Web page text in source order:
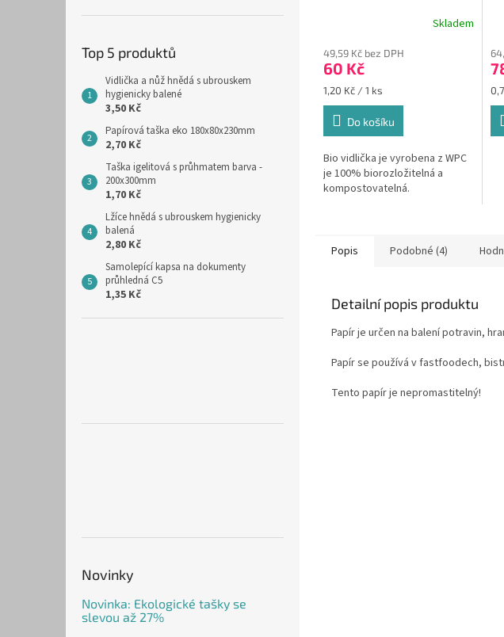
Top 5 produktů
Vidlička a nůž hnědá s ubrouskem
hygienicky balené
3,50 Kč
Papírová taška eko 180x80x230mm
2,70 Kč
Taška igelitová s průhmatem barva -
200x300mm
1,70 Kč
Lžíce hnědá s ubrouskem hygienicky
balená
2,80 Kč
Samolepící kapsa na dokumenty
průhledná C5
1,35 Kč
Novinky
Novinka: Ekologické tašky se
slevou až 27%
Skladem
49,59 Kč bez DPH
60 Kč
Měrná
cena:
1,20 Kč / 1 ks
Do košíku
Bio vidlička je vyrobena z WPC
je 100% biorozložitelná a
kompostovatelná.
je
5,0
Popis Podobné (4)
Detailní popis produktu
Papír je určen na balení potravin,
Papír se používá v fastfoodech,
Tento papír je nepromastitelný!